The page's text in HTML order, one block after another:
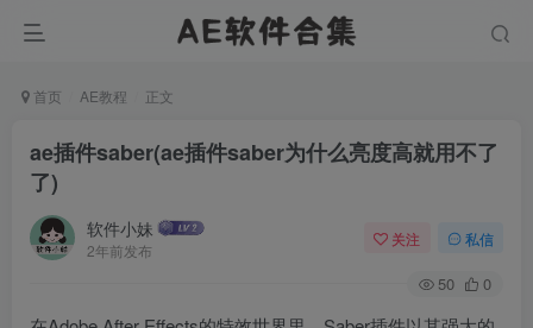
首页 AE教程 正文
ae插件saber(ae插件saber为什么亮度高就用不了
了)
软件小妹
2年前发布
关注 私信
50 0